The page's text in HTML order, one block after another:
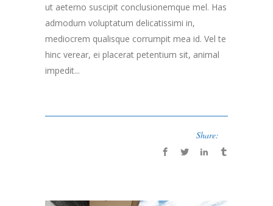
ut aeterno suscipit conclusionemque mel. Has
admodum voluptatum delicatissimi in,
mediocrem qualisque corrumpit mea id. Vel te
hinc verear, ei placerat petentium sit, animal
impedit...
Share: